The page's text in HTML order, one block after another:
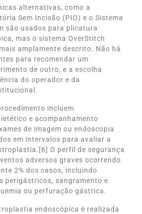
alternativas, como a
Sem Incisão (PIO) e o Sistema
são usados ​​para plicatura
mas o sistema OverStitch
amplamente descrito. Não há
para recomendar um
de outro, e a escolha
do operador e da
incluem
e acompanhamento
de imagem ou endoscopia
em intervalos para avaliar a
O perfil de segurança
adversos graves ocorrendo
2% dos casos, incluindo
perigástricos, sangramento e
ou perfuração gástrica.
endoscópica é realizada